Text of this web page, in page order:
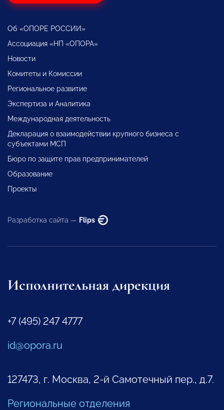
Об «ОПОРЕ РОССИИ»
Ассоциация «НП «ОПОРА»
Новости
Комитеты и Комиссии
Региональное развитие
Экспертиза и Аналитика
Международная деятельность
Декларация о взаимодействии крупного бизнеса с
субъектами МСП
Бюро по защите прав предпринимателей
Образование
Проекты
Разработка сайта — Flips
Исполнительная дирекция
+7 (495) 247 4777
id@opora.ru
127473, г. Москва, 2-й Самотечный пер., д.7.
Региональные отделения